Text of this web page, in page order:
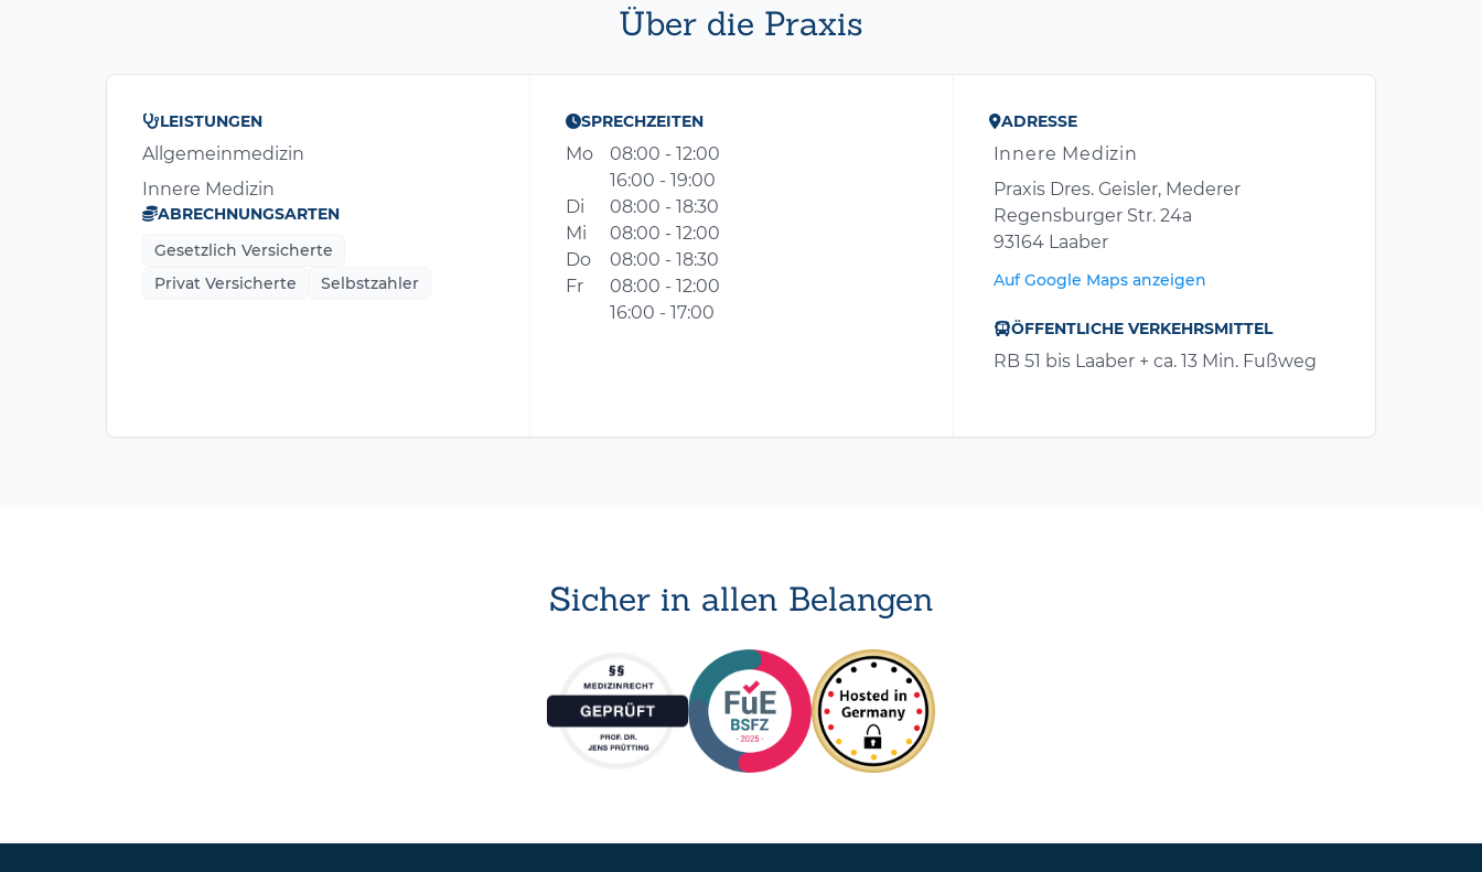
Über die Praxis
LEISTUNGEN
Allgemeinmedizin
Innere Medizin
ABRECHNUNGSARTEN
Gesetzlich Versicherte
Privat Versicherte
Selbstzahler
SPRECHZEITEN
Mo
08:00 - 12:00
16:00 - 19:00
Di
08:00 - 18:30
Mi
08:00 - 12:00
Do
08:00 - 18:30
Fr
08:00 - 12:00
16:00 - 17:00
ADRESSE
Innere Medizin
Praxis Dres. Geisler, Mederer
Regensburger Str. 24a
93164 Laaber
Auf Google Maps anzeigen
ÖFFENTLICHE VERKEHRSMITTEL
RB 51 bis Laaber + ca. 13 Min. Fußweg
Sicher in allen Belangen